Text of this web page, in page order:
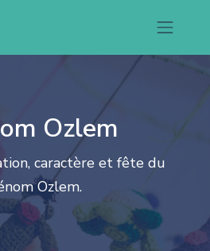
Ozlem
caractère et fête du
Ozlem.